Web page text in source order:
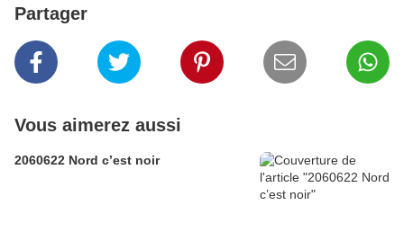
Partager
Vous aimerez aussi
2060622 Nord c’est noir